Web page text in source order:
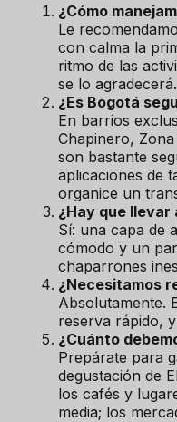
¿Cómo
Le
con calma la
ritmo de las
se lo agradecerá.
¿Es Bogotá
En barrios
Chapinero,
son bastante
aplicaciones de
organice un
¿Hay que llevar
Sí: una capa de
cómodo y un
chaparrones
¿Necesitamos
Absolutamente.
reserva rápido,
¿Cuánto
Prepárate para
degustación de
los cafés y
media; los